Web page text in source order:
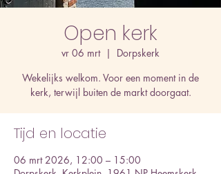
Open kerk
vr 06 mrt
  |
Dorpskerk
Wekelijks welkom. Voor een moment in de
kerk, terwijl buiten de markt doorgaat.
Tijd en locatie
06 mrt 2026, 12:00 – 15:00